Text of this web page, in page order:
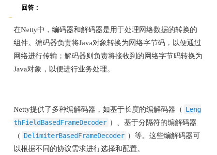
回答：
在Netty中，编码器和解码器是用于处理网络数据的转换的
组件。编码器负责将Java对象转换为网络字节码，以便通过
网络进行传输；解码器则负责将接收到的网络字节码转换为
Java对象，以便进行业务处理。
Netty提供了多种编解码器，如基于长度的编解码器（ Leng
thFieldBasedFrameDecoder ）、基于分隔符的编解码器
（ DelimiterBasedFrameDecoder ）等。这些编解码器可
以根据不同的协议需求进行选择和配置。